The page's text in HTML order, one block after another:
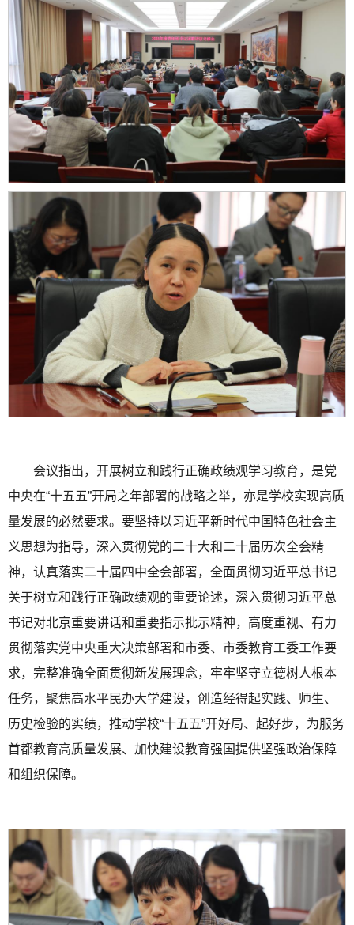
会议指出，开展树立和践行正确政绩观学习教育，是党
中央在“十五五”开局之年部署的战略之举，亦是学校实现高质
量发展的必然要求。要坚持以习近平新时代中国特色社会主
义思想为指导，深入贯彻党的二十大和二十届历次全会精
神，认真落实二十届四中全会部署，全面贯彻习近平总书记
关于树立和践行正确政绩观的重要论述，深入贯彻习近平总
书记对北京重要讲话和重要指示批示精神，高度重视、有力
贯彻落实党中央重大决策部署和市委、市委教育工委工作要
求，完整准确全面贯彻新发展理念，牢牢坚守立德树人根本
任务，聚焦高水平民办大学建设，创造经得起实践、师生、
历史检验的实绩，推动学校“十五五”开好局、起好步，为服务
首都教育高质量发展、加快建设教育强国提供坚强政治保障
和组织保障。